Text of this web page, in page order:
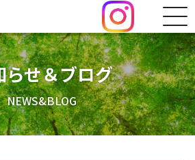
らせ＆ブログ
NEWS&BLOG